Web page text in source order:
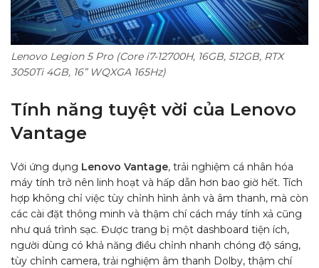
Lenovo Legion 5 Pro (Core i7-12700H, 16GB, 512GB, RTX
3050Ti 4GB, 16” WQXGA 165Hz)
Tính năng tuyệt vời của Lenovo
Vantage
Với ứng dụng Lenovo Vantage, trải nghiệm cá nhân hóa
máy tính trở nên linh hoạt và hấp dẫn hơn bao giờ hết. Tích
hợp không chỉ việc tùy chỉnh hình ảnh và âm thanh, mà còn
các cài đặt thông minh và thậm chí cách máy tính xả cũng
như quá trình sạc. Được trang bị một dashboard tiện ích,
người dùng có khả năng điều chỉnh nhanh chóng độ sáng,
tùy chỉnh camera, trải nghiệm âm thanh Dolby, thậm chí